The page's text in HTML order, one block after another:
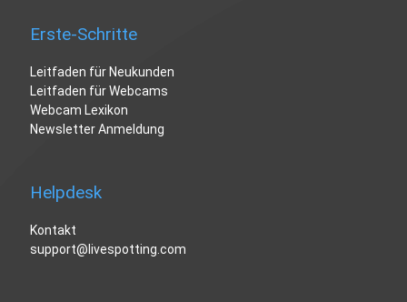
Erste-Schritte
Leitfaden für Neukunden
Leitfaden für Webcams
Webcam Lexikon
Newsletter Anmeldung
Helpdesk
Kontakt
support@livespotting.com